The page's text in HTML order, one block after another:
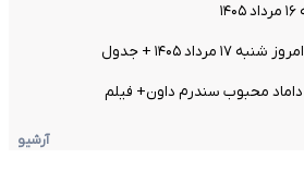
۱۴۰۵ + جدول
داماد محبوب سندرم داون+ فیلم
آرشیو